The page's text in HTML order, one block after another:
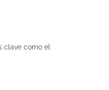
clave como el